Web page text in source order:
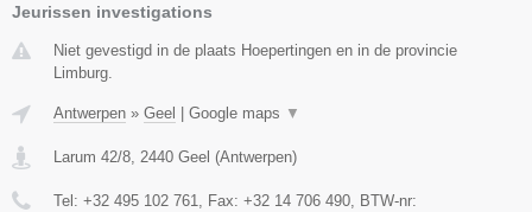
Jeurissen investigations
Niet gevestigd in de plaats Hoepertingen en in de provincie
Limburg.
Antwerpen » Geel | Google maps ▼
Larum 42/8 2440 Geel (Antwerpen)
Tel: +32 495 102 761 , Fax: +32 14 706 490 , BTW-nr: